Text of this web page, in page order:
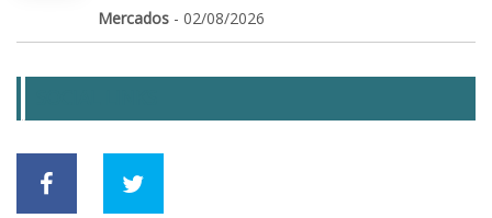
Mercados - 02/08/2026